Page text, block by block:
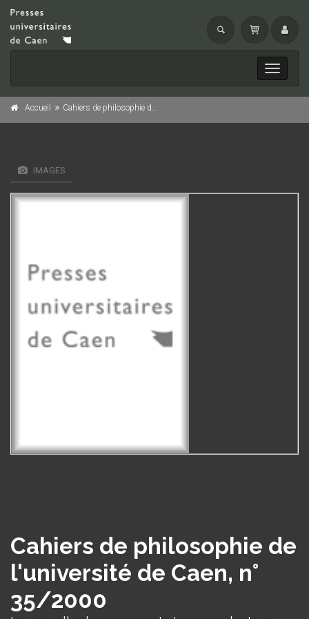
Toggle
Accueil Cahiers de philosophie de l'université de Caen, n° 35/2000
IMAGES
Cahiers de philosophie de
l'université de Caen, n°
35/2000